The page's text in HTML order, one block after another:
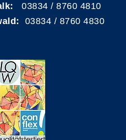
03834 / 8760 4810
03834 / 8760 4830